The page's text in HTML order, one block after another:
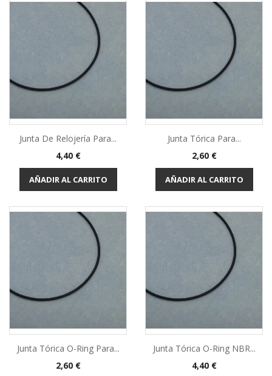
Junta De Relojería Para...
Precio
4,40 €
AÑADIR AL CARRITO
Junta Tórica Para...
Precio
2,60 €
AÑADIR AL CARRITO
Junta Tórica O-Ring Para...
Precio
2,60 €
Junta Tórica O-Ring NBR...
Precio
4,40 €